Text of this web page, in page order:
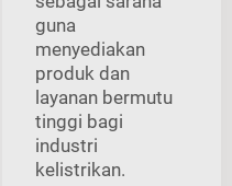
guna
menyediakan
produk dan
layanan bermutu
tinggi bagi
industri
kelistrikan.